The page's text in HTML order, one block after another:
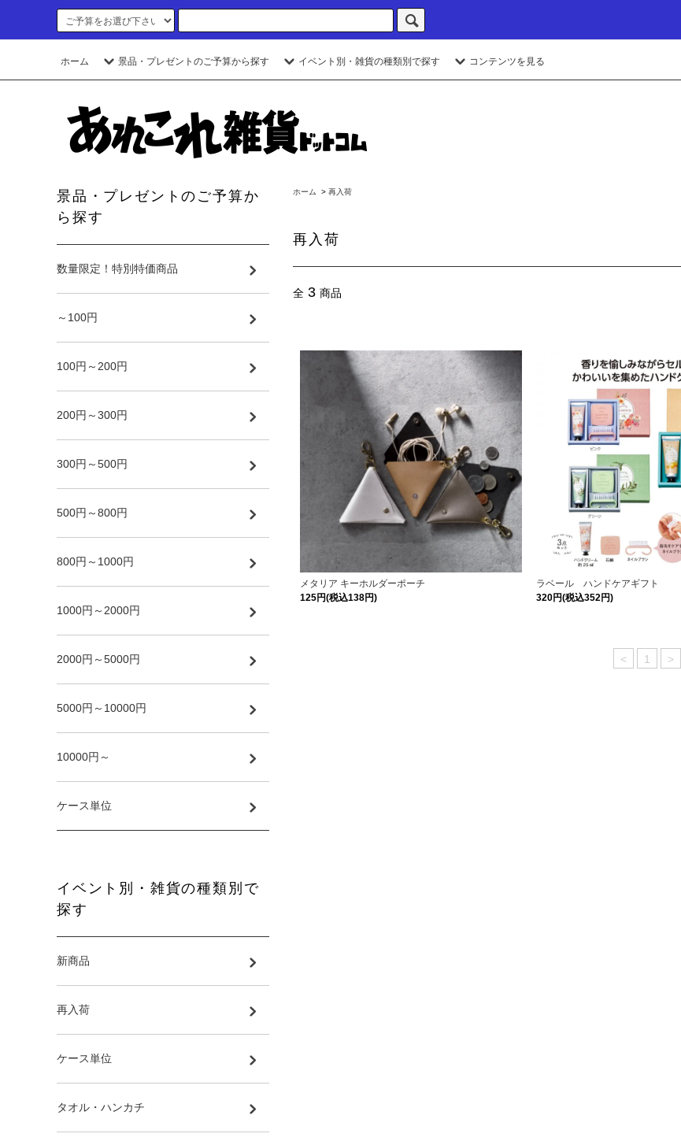
ホーム 景品・プレゼントのご予算から探す イベント別・雑貨の種類別で探す コンテンツを見る
ホーム > 再入荷
再入荷
全 3 商品
メタリア キーホルダーポーチ
125円(税込138円)
ラベール ハンドケアギフト
320円(税込352円)
< 1 >
景品・プレゼントのご予算か
ら探す
数量限定！特別特価商品
～100円
100円～200円
200円～300円
300円～500円
500円～800円
800円～1000円
1000円～2000円
2000円～5000円
5000円～10000円
10000円～
ケース単位
イベント別・雑貨の種類別で
探す
新商品
再入荷
ケース単位
タオル・ハンカチ